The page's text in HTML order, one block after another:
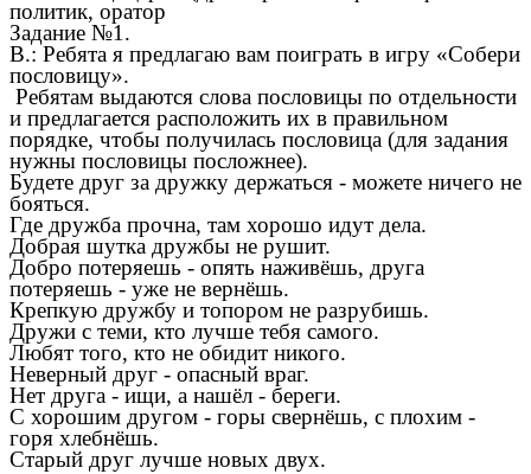
политик, оратор
Задание №1.
В.: Ребята я предлагаю вам поиграть в игру «Собери
пословицу».
Ребятам выдаются слова пословицы по отдельности
и предлагается расположить их в правильном
порядке, чтобы получилась пословица (для задания
нужны пословицы посложнее).
Будете друг за дружку держаться - можете ничего не
бояться.
Где дружба прочна, там хорошо идут дела.
Добрая шутка дружбы не рушит.
Добро потеряешь - опять наживёшь, друга
потеряешь - уже не вернёшь.
Крепкую дружбу и топором не разрубишь.
Дружи с теми, кто лучше тебя самого.
Любят того, кто не обидит никого.
Неверный друг - опасный враг.
Нет друга - ищи, а нашёл - береги.
С хорошим другом - горы свернёшь, с плохим -
горя хлебнёшь.
Старый друг лучше новых двух.